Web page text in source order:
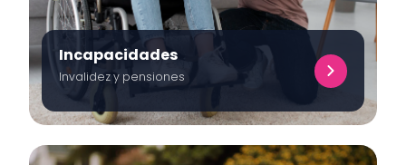
Incapacidades
Invalidez y pensiones